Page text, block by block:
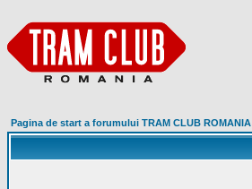
Pagina de start a forumului TRAM CLUB ROMANIA